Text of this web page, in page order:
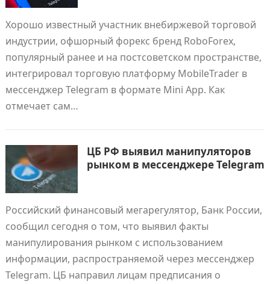
Хорошо известный участник внебиржевой торговой
индустрии, офшорный форекс бренд RoboForex,
популярный ранее и на постсоветском пространстве,
интегрировал торговую платформу MobileTrader в
мессенджер Telegram в формате Mini App. Как
отмечает сам…
ЦБ РФ выявил манипуляторов
рынком в мессенджере Telegram
Российский финансовый мегарегулятор, Банк России,
сообщил сегодня о том, что выявил факты
манипулирования рынком с использованием
информации, распространяемой через мессенджер
Telegram. ЦБ направил лицам предписания о